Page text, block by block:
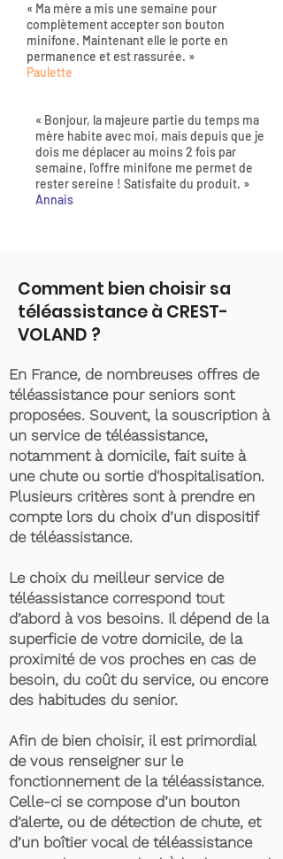
« Ma mère a mis une semaine pour
complètement accepter son bouton
minifone. Maintenant elle le porte en
permanence et est rassurée. »
Paulette
« Bonjour, la majeure partie du temps ma
mère habite avec moi, mais depuis que je
dois me déplacer au moins 2 fois par
semaine, l'offre minifone me permet de
rester sereine ! Satisfaite du produit. »
Annais
Comment bien choisir sa
téléassistance à CREST-
VOLAND ?
En France, de nombreuses offres de
téléassistance pour seniors sont
proposées. Souvent, la souscription à
un service de téléassistance,
notamment à domicile, fait suite à
une chute ou sortie d'hospitalisation.
Plusieurs critères sont à prendre en
compte lors du choix d’un dispositif
de téléassistance.
Le choix du meilleur service de
téléassistance correspond tout
d’abord à vos besoins. Il dépend de la
superficie de votre domicile, de la
proximité de vos proches en cas de
besoin, du coût du service, ou encore
des habitudes du senior.
Afin de bien choisir, il est primordial
de vous renseigner sur le
fonctionnement de la téléassistance.
Celle-ci se compose d’un bouton
d’alerte, ou de détection de chute, et
d’un boîtier vocal de téléassistance